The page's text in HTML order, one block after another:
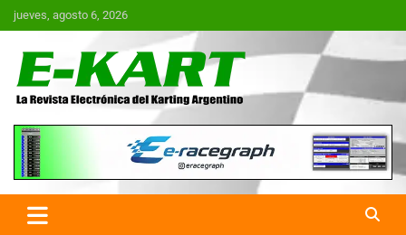
Saltar
al
jueves, agosto 6, 2026
E-Kart.com.ar | La Revista
Electrónica del Karting en
Argentina